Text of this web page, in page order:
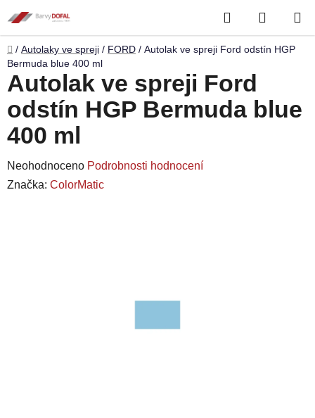
na
obsah
Hledat
KOŠÍK
Domů
/ Autolaky ve spreji / FORD / Autolak ve spreji Ford odstín HGP
Bermuda blue 400 ml
Autolak ve spreji Ford
odstín HGP Bermuda blue
400 ml
Průměrné
hodnocení
Neohodnoceno Podrobnosti hodnocení
Značka: ColorMatic